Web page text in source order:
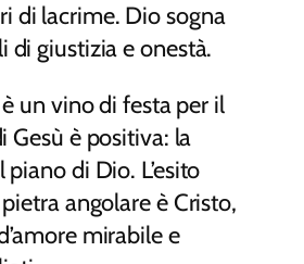
di lacrime. Dio sogna
di giustizia e onestà.
un vino di festa per il
è positiva: la
di Dio. L’esito
angolare è Cristo,
mirabile e